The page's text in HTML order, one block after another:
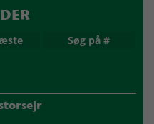
Søg på #